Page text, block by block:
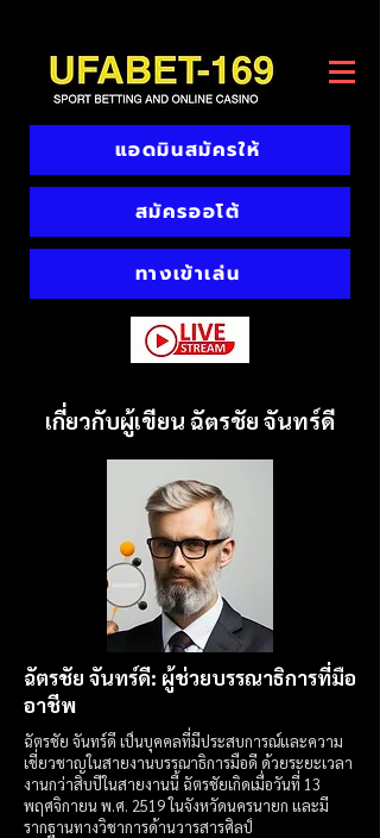
แอดมินสมัครให้
สมัครออโต้
ทางเข้าเล่น
เกี่ยวกับผู้เขียน ฉัตรชัย จันทร์ดี
ฉัตรชัย จันทร์ดี: ผู้ช่วยบรรณาธิการที่มือ
อาชีพ
ฉัตรชัย จันทร์ดี เป็นบุคคลที่มีประสบการณ์และความ
เชี่ยวชาญในสายงานบรรณาธิการมือดี ด้วยระยะเวลา
งานกว่าสิบปีในสายงานนี้ ฉัตรชัยเกิดเมื่อวันที่ 13
พฤศจิกายน พ.ศ. 2519 ในจังหวัดนครนายก และมี
รากฐานทางวิชาการด้านวารสารศิลป์